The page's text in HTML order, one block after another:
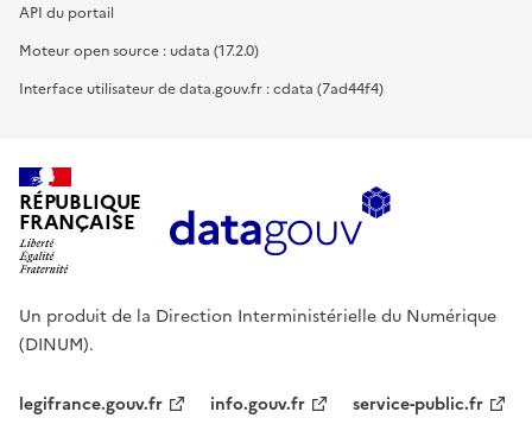
API du portail
Moteur open source : udata (17.2.0)
Interface utilisateur de data.gouv.fr : cdata (7ad44f4)
RÉPUBLIQUE
FRANÇAISE
Un produit de la Direction Interministérielle du Numérique
(DINUM).
legifrance.gouv.fr info.gouv.fr service-public.fr